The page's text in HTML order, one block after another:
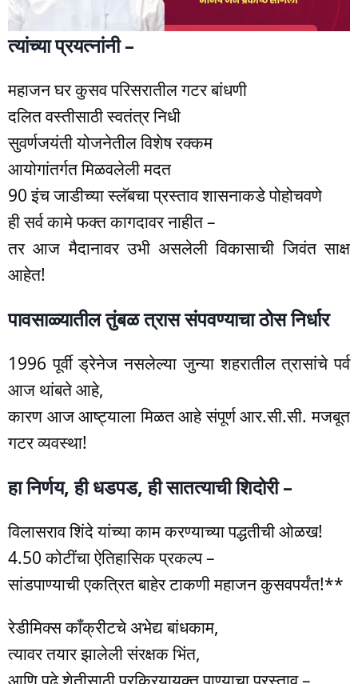
त्यांच्या प्रयत्नांनी –
महाजन घर कुसव परिसरातील गटर बांधणी
दलित वस्तीसाठी स्वतंत्र निधी
सुवर्णजयंती योजनेतील विशेष रक्कम
आयोगांतर्गत मिळवलेली मदत
90 इंच जाडीच्या स्लॅबचा प्रस्ताव शासनाकडे पोहोचवणे
ही सर्व कामे फक्त कागदावर नाहीत –
तर आज मैदानावर उभी असलेली विकासाची जिवंत साक्ष
आहेत!
पावसाळ्यातील तुंबळ त्रास संपवण्याचा ठोस निर्धार
1996 पूर्वी ड्रेनेज नसलेल्या जुन्या शहरातील त्रासांचे पर्व
आज थांबते आहे,
कारण आज आष्ट्याला मिळत आहे संपूर्ण आर.सी.सी. मजबूत
गटर व्यवस्था!
हा निर्णय, ही धडपड, ही सातत्याची शिदोरी –
विलासराव शिंदे यांच्या काम करण्याच्या पद्धतीची ओळख!
4.50 कोटींचा ऐतिहासिक प्रकल्प –
सांडपाण्याची एकत्रित बाहेर टाकणी महाजन कुसवपर्यंत!**
रेडीमिक्स काँक्रीटचे अभेद्य बांधकाम,
त्यावर तयार झालेली संरक्षक भिंत,